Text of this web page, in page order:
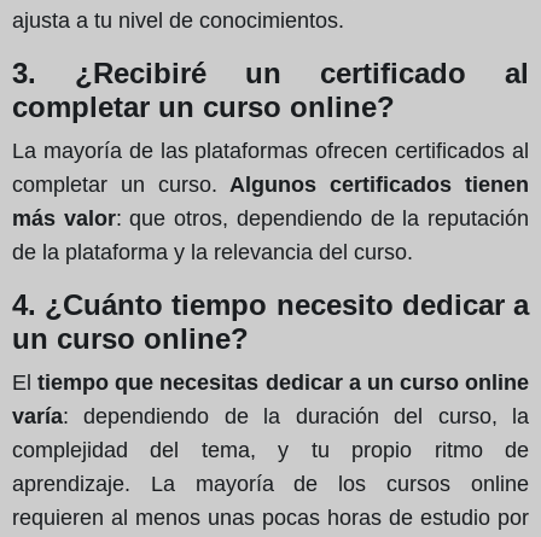
ajusta a tu nivel de conocimientos.
3. ¿Recibiré un certificado al
completar un curso online?
La mayoría de las plataformas ofrecen certificados al
completar un curso. Algunos certificados tienen
más valor: que otros, dependiendo de la reputación
de la plataforma y la relevancia del curso.
4. ¿Cuánto tiempo necesito dedicar a
un curso online?
Eltiempo que necesitas dedicar a un curso online
varía: dependiendo de la duración del curso, la
complejidad del tema, y tu propio ritmo de
aprendizaje. La mayoría de los cursos online
requieren al menos unas pocas horas de estudio por